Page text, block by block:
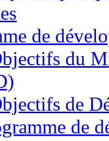
de
du
de
de